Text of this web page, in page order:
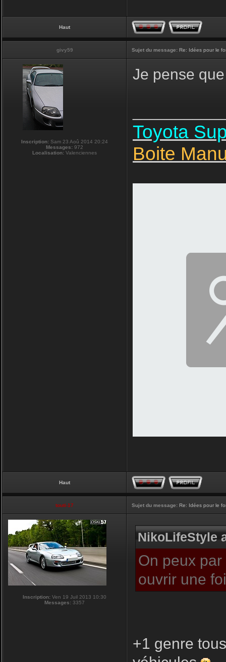
Haut
givy59 Sujet du message: Re: Idées pour le
Inscription: Sam 23 Aoû 2014 20:24
Messages: 972
Localisation: Valenciennes
Je pense
Toyota
Boite
Haut
touti-17 Sujet du message: Re: Idées pour le
Inscription: Ven 19 Juil 2013 10:30
Messages: 3357
NikoLifeStyle
On peux
ouvrir une
+1 genre